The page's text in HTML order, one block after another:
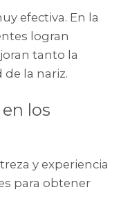
efectiva. En la
logran
tanto la
la nariz.
los
y experiencia
para obtener